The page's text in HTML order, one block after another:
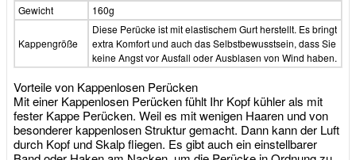
Gewicht
160g
Kappengröße
Diese Perücke ist mit elastischem Gurt herstellt. Es bringt
extra Komfort und auch das Selbstbewusstsein, dass Sie
keine Angst vor Ausfall oder Ausblasen von Wind haben.
Vorteile von Kappenlosen Perücken
Mit einer Kappenlosen Perücken fühlt Ihr Kopf kühler als mit
fester Kappe Perücken. Weil es mit wenigen Haaren und von
besonderer kappenlosen Struktur gemacht. Dann kann der Luft
durch Kopf und Skalp fliegen. Es gibt auch ein einstellbarer